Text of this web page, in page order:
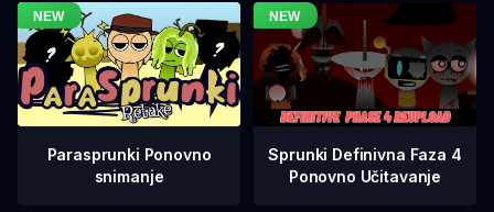
Parasprunki Ponovno
snimanje
Sprunki Definivna Faza 4
Ponovno Učitavanje